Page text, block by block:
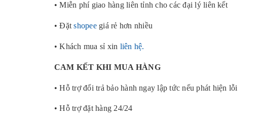
• Miễn phí giao hàng liên tỉnh cho các đại lý liên kết
• Đặtshopeegiá rẻ hơn nhiều
• Khách mua sỉ xin liên hệ.
CAM KẾT KHI MUA HÀNG
• Hỗ trợ đổi trả bảo hành ngay lập tức nếu phát hiện lỗi
• Hỗ trợ đặt hàng 24/24